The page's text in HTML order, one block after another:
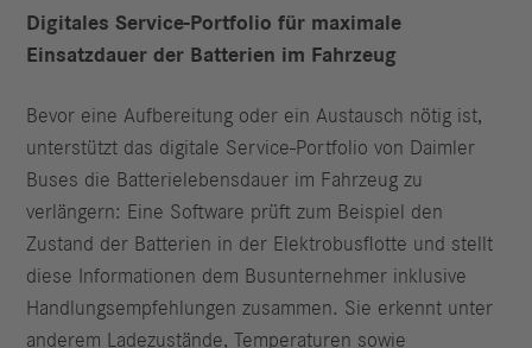
Digitales Service-Portfolio für maximale
Einsatzdauer der Batterien im Fahrzeug
Bevor eine Aufbereitung oder ein Austausch nötig ist,
unterstützt das digitale Service-Portfolio von Daimler
Buses die Batterielebensdauer im Fahrzeug zu
verlängern: Eine Software prüft zum Beispiel den
Zustand der Batterien in der Elektrobusflotte und stellt
diese Informationen dem Busunternehmer inklusive
Handlungsempfehlungen zusammen. Sie erkennt unter
anderem Ladezustände, Temperaturen sowie